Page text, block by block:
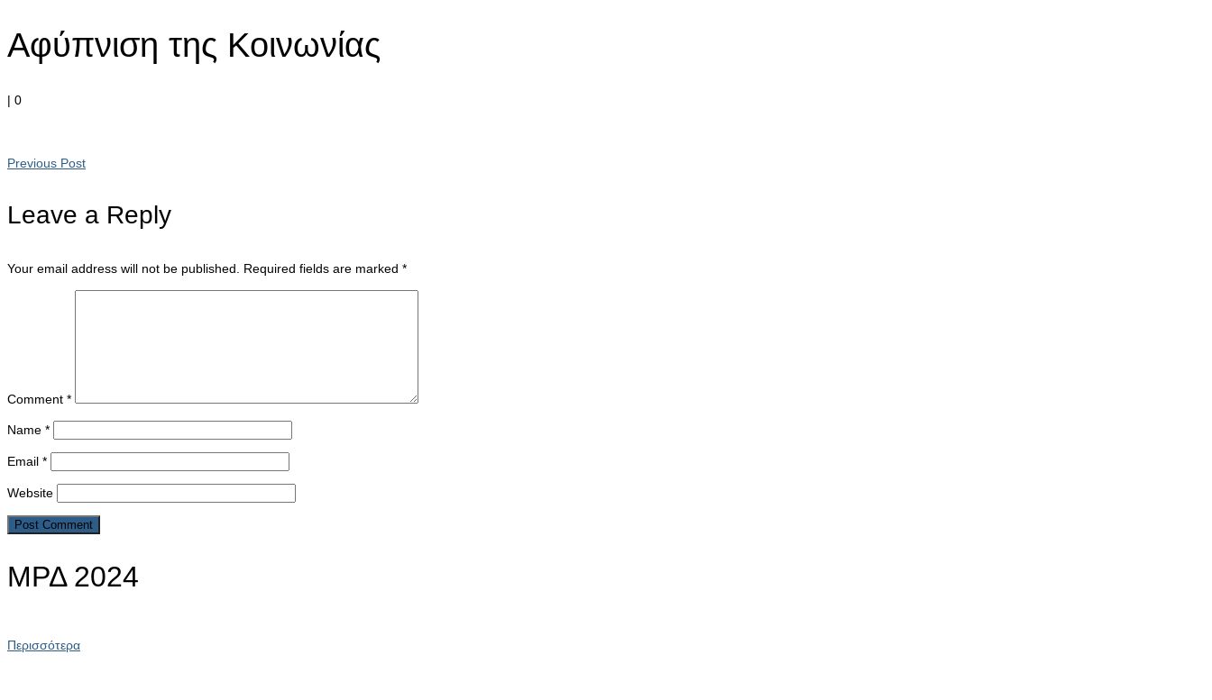
Αφύπνιση της Κοινωνίας
| 0
Previous Post
Leave a Reply
Your email address will not be published. Required fields are marked *
Comment *
Name *
Email *
Website
ΜΡΔ 2024
Περισσότερα